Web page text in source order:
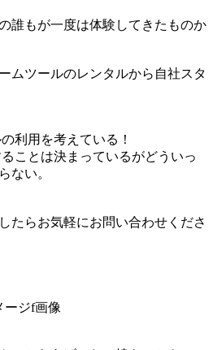
誰もが一度は体験してきたものか
ムツールのレンタルから自社スタ
利用を考えている！
ことは決まっているがどういっ
ない。
たらお気軽にお問い合わせくださ